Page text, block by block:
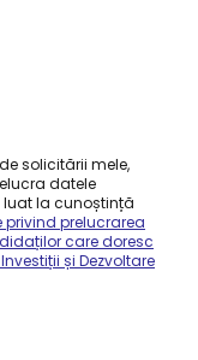
solicitării mele,
datele
luat la cunoștință
privind prelucrarea
care doresc
și Dezvoltare